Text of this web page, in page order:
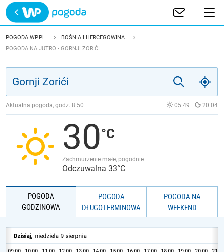
Trwa ładowanie
POLSKA
JAKOŚĆ POWIETRZA
POGODA WP.PL
BOŚNIA I HERCEGOWINA
POGODA NA JUTRO - GORNJI ZORIĆI
Aktualna pogoda, godz. 8:50 05:49 20:04
30
Zachmurzenie małe, pogodnie
Odczuwalna 33°C
POGODA
GODZINOWA
POGODA
DŁUGOTERMINOWA
POGODA NA
WEEKEND